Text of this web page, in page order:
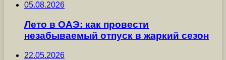
05.08.2026
Лето в ОАЭ: как провести
незабываемый отпуск в жаркий сезон
22.05.2026